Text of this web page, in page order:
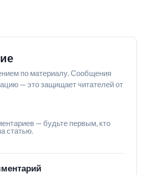
по материалу. Сообщения
— это защищает читателей от
— будьте первым, кто
статью.